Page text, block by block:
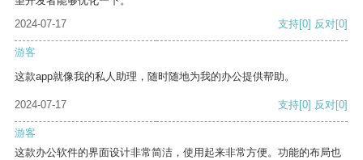
2024-07-17
支持[0] 反对[0]
游客
这款app就像我的私人助理，随时随地为我的办公提供帮助。
2024-07-17 支持[0] 反对[0]
游客
这款办公软件的界面设计非常简洁，使用起来非常方便。功能的布局也